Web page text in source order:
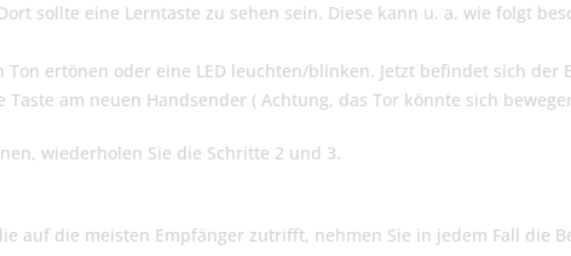
sollte eine Lerntaste zu sehen sein. Diese kann u. a. wie folgt
ertönen oder eine LED leuchten/blinken. Jetzt befindet sich der
am neuen Handsender ( Achtung, das Tor könnte sich
wiederholen Sie die Schritte 2 und 3.
auf die meisten Empfänger zutrifft, nehmen Sie in jedem Fall die